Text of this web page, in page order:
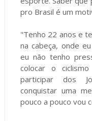
pro Brasil é um
"Tenho 22 anos e
na cabeça, onde
eu não tenho
colocar o
participar dos
conquistar uma
pouco a pouco vou